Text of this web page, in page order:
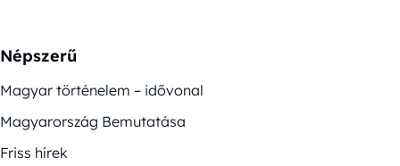
Népszerű
Magyar történelem – idővonal
Magyarország Bemutatása
Friss hírek